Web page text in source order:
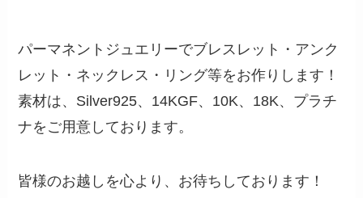
パーマネントジュエリーでブレスレット・アンク
レット・ネックレス・リング等をお作りします！
素材は、Silver925、14KGF、10K、18K、プラチ
ナをご用意しております。
皆様のお越しを心より、お待ちしております！